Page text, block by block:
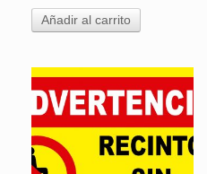
Añadir al carrito